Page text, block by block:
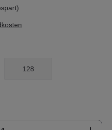
128
gewünschten